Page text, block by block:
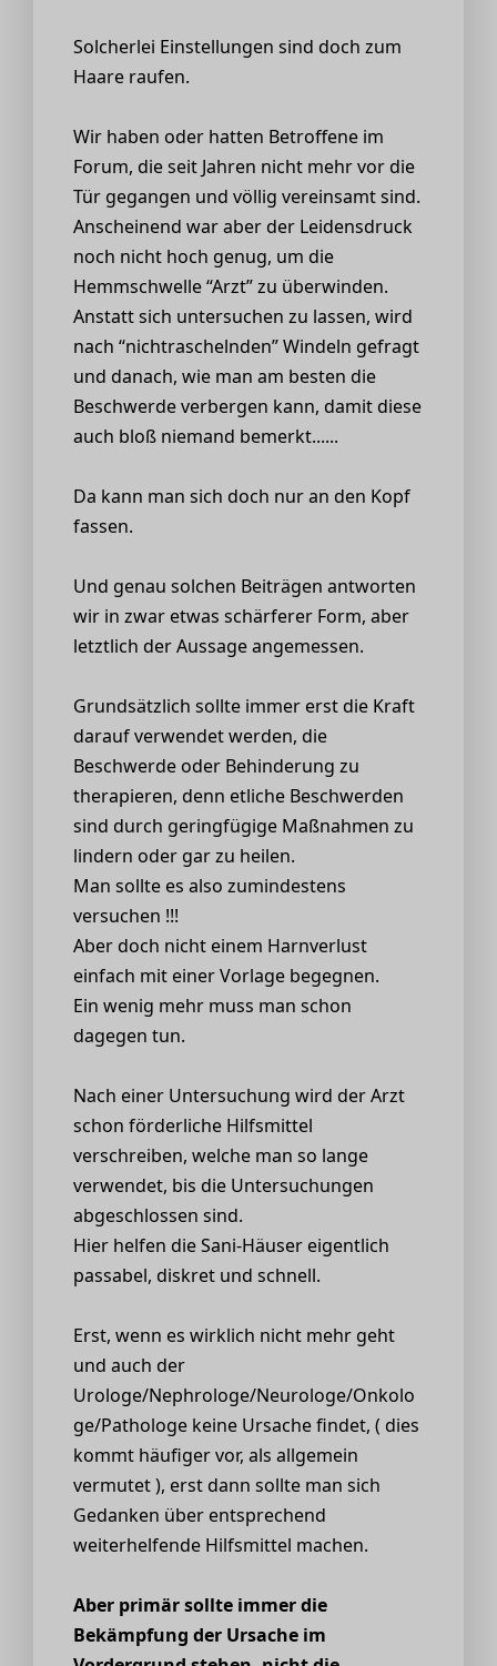
Solcherlei Einstellungen sind doch zum
Haare raufen.
Wir haben oder hatten Betroffene im
Forum, die seit Jahren nicht mehr vor die
Tür gegangen und völlig vereinsamt sind.
Anscheinend war aber der Leidensdruck
noch nicht hoch genug, um die
Hemmschwelle “Arzt” zu überwinden.
Anstatt sich untersuchen zu lassen, wird
nach “nichtraschelnden” Windeln gefragt
und danach, wie man am besten die
Beschwerde verbergen kann, damit diese
auch bloß niemand bemerkt......
Da kann man sich doch nur an den Kopf
fassen.
Und genau solchen Beiträgen antworten
wir in zwar etwas schärferer Form, aber
letztlich der Aussage angemessen.
Grundsätzlich sollte immer erst die Kraft
darauf verwendet werden, die
Beschwerde oder Behinderung zu
therapieren, denn etliche Beschwerden
sind durch geringfügige Maßnahmen zu
lindern oder gar zu heilen.
Man sollte es also zumindestens
versuchen !!!
Aber doch nicht einem Harnverlust
einfach mit einer Vorlage begegnen.
Ein wenig mehr muss man schon
dagegen tun.
Nach einer Untersuchung wird der Arzt
schon förderliche Hilfsmittel
verschreiben, welche man so lange
verwendet, bis die Untersuchungen
abgeschlossen sind.
Hier helfen die Sani-Häuser eigentlich
passabel, diskret und schnell.
Erst, wenn es wirklich nicht mehr geht
und auch der
Urologe/Nephrologe/Neurologe/Onkolo
ge/Pathologe keine Ursache findet, ( dies
kommt häufiger vor, als allgemein
vermutet ), erst dann sollte man sich
Gedanken über entsprechend
weiterhelfende Hilfsmittel machen.
Aber primär sollte immer die
Bekämpfung der Ursache im